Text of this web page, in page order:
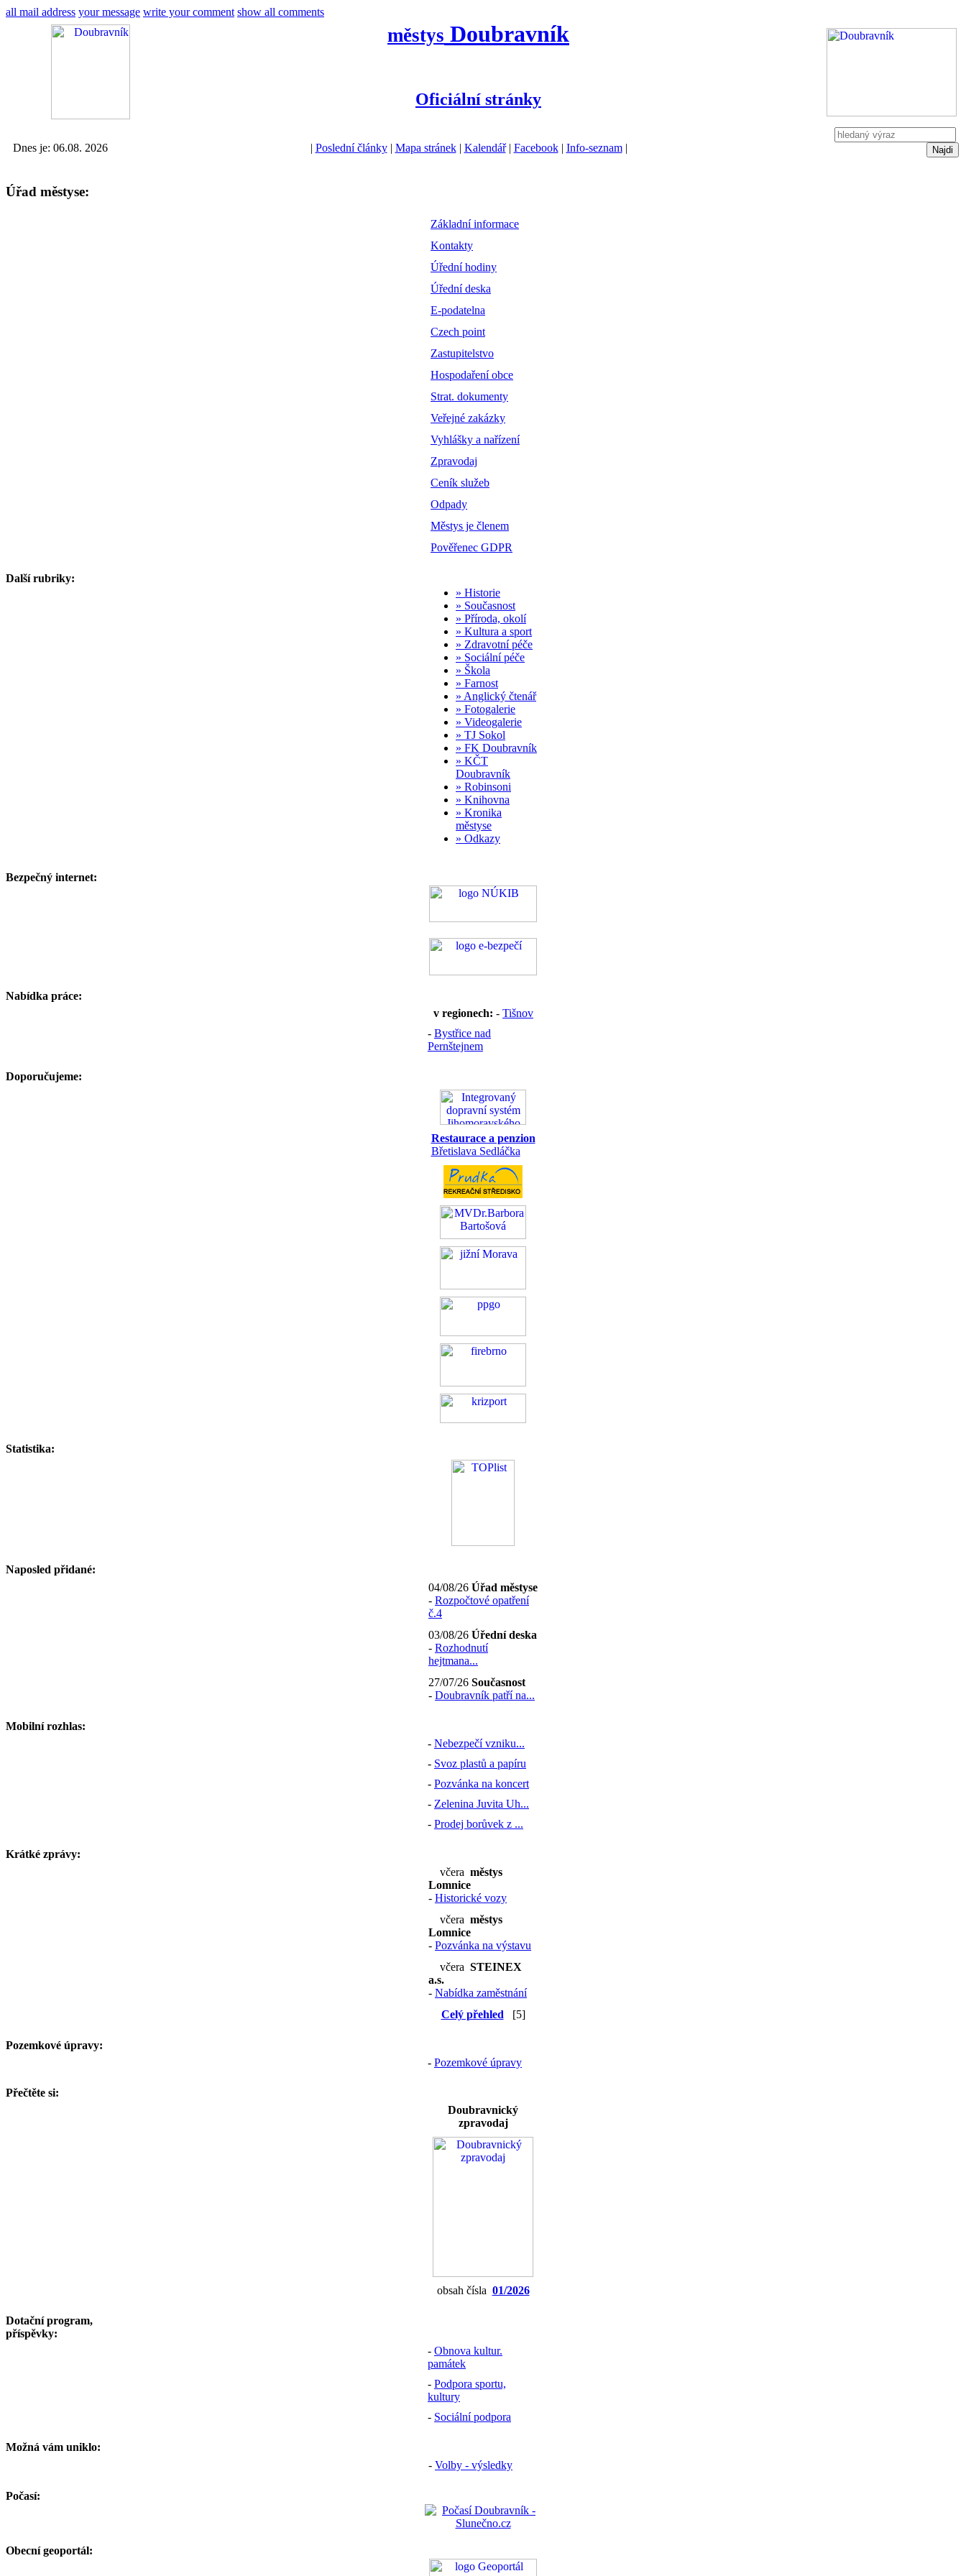
all mail address your message write your comment show all comments
městys Doubravník
Oficiální stránky
Dnes je: 06.08. 2026 | Poslední články| Mapa stránek| Kalendář| Facebook| Info-seznam|
Úřad městyse:
Základní informace
Kontakty
Úřední hodiny
Úřední deska
E-podatelna
Czech point
Zastupitelstvo
Hospodaření obce
Strat. dokumenty
Veřejné zakázky
Vyhlášky a nařízení
Zpravodaj
Ceník služeb
Odpady
Městys je členem
Pověřenec GDPR
Další rubriky:
» Historie
» Současnost
» Příroda, okolí
» Kultura a sport
» Zdravotní péče
» Sociální péče
» Škola
» Farnost
» Anglický čtenář
» Fotogalerie
» Videogalerie
» TJ Sokol
» FK Doubravník
» KČT
Doubravník
» Robinsoni
» Knihovna
» Kronika
městyse
» Odkazy
Bezpečný internet:
Nabídka práce:
v regionech: - Tišnov
- Bystřice nad
Pernštejnem
Doporučujeme:
Restaurace a penzion
Břetislava Sedláčka
Statistika:
Naposled přidané:
04/08/26 Úřad městyse
- Rozpočtové opatření
č.4
03/08/26 Úřední deska
- Rozhodnutí
hejtmana...
27/07/26 Současnost
- Doubravník patří na...
Mobilní rozhlas:
- Nebezpečí vzniku...
- Svoz plastů a papíru
- Pozvánka na koncert
- Zelenina Juvita Uh...
- Prodej borůvek z ...
Krátké zprávy:
včera městys
Lomnice
- Historické vozy
včera městys
Lomnice
- Pozvánka na výstavu
včera STEINEX
a.s.
- Nabídka zaměstnání
Celý přehled[5]
Pozemkové úpravy:
- Pozemkové úpravy
Přečtěte si:
Doubravnický
zpravodaj
obsah čísla 01/2026
Dotační program,
příspěvky:
- Obnova kultur.
památek
- Podpora sportu,
kultury
- Sociální podpora
Možná vám uniklo:
- Volby - výsledky
Počasí:
Obecní geoportál: